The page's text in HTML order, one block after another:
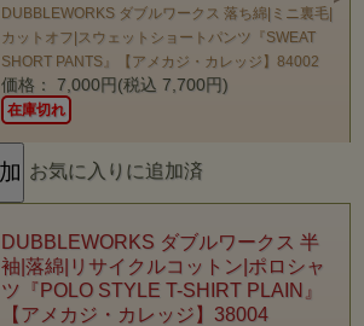
DUBBLEWORKS ダブルワークス 落ち綿|ミニ裏毛|
カットオフ|スウェットショートパンツ『SWEAT
SHORT PANTS』【アメカジ・カレッジ】84002
価格： 7,000円(税込 7,700円)
在庫切れ
お気に入りに追加済
DUBBLEWORKS ダブルワークス 半
袖|落綿|リサイクルコットン|ポロシャ
ツ『POLO STYLE T-SHIRT PLAIN』
【アメカジ・カレッジ】38004